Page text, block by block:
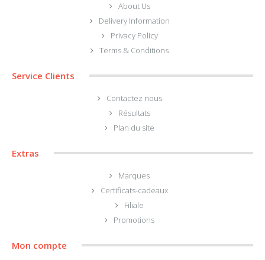
About Us
Delivery Information
Privacy Policy
Terms & Conditions
Service Clients
Contactez nous
Résultats
Plan du site
Extras
Marques
Certificats-cadeaux
Filiale
Promotions
Mon compte